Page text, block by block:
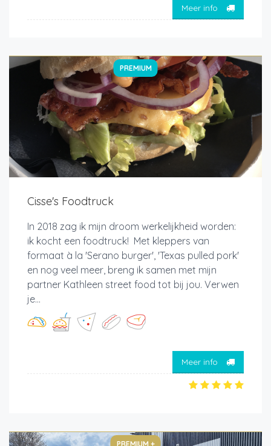
Meer info
PREMIUM
Cisse's Foodtruck
In 2018 zag ik mijn droom werkelijkheid worden:
ik kocht een foodtruck! Met kleppers van
formaat à la 'Serano burger', 'Texas pulled pork'
en nog veel meer, breng ik samen met mijn
partner Kathleen street food tot bij jou. Verwen
je...
Meer info
PREMIUM +